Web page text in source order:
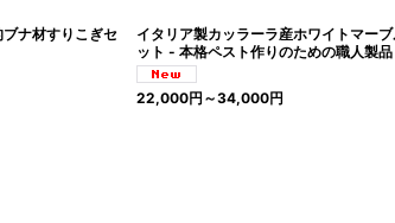
ナ材すりこぎセ
イタリア製カッラーラ産ホワイトマー
ット - 本格ペスト作りのための職人製品
22,000円 ～34,000円